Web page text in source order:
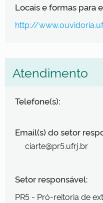
Locais e formas para
http://
Atendimento
Telefone(s):
Email(s) do setor
ciarte@pr5.ufrj.br
Setor responsável:
PR5 - Pró-reitoria de